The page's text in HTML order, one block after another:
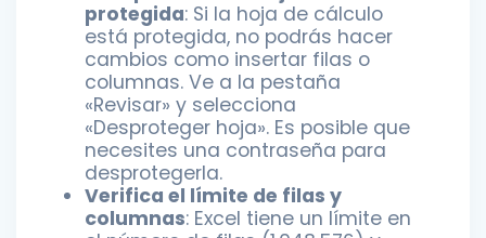
protegida: Si la hoja de cálculo
está protegida, no podrás hacer
cambios como insertar filas o
columnas. Ve a la pestaña
«Revisar» y selecciona
«Desproteger hoja». Es posible que
necesites una contraseña para
desprotegerla.
Verifica el límite de filas y
columnas: Excel tiene un límite en